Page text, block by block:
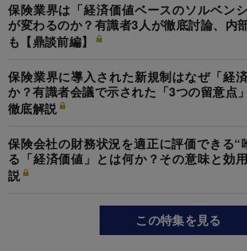
保険業界は「経済価値ベースのソルベン
が変わるのか？有識者3人が徹底討論、内
も【鼎談前編】
保険業界に導入された新規制はなぜ「経
か？有識者会議で示された「3つの留意点
徹底解説
保険会社の財務状況を適正に評価できる“
る「経済価値」とは何か？その意味と効
説
この特集を見る